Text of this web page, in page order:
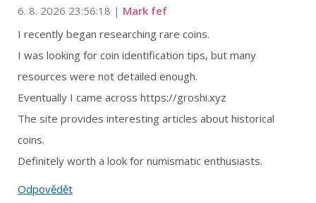
6. 8. 2026 23:56:18 | Mark fef
I recently began researching rare coins.
I was looking for coin identification tips, but many
resources were not detailed enough.
Eventually I came across https://groshi.xyz
The site provides interesting articles about historical
coins.
Definitely worth a look for numismatic enthusiasts.
Odpovědět